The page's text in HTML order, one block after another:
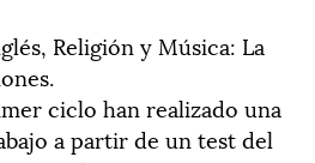
Religión y Música: La
ciclo han realizado una
a partir de un test del